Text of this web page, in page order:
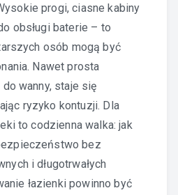
progi, ciasne kabiny
obsługi baterie – to
osób mogą być
Nawet prosta
wanny, staje się
ryzyko kontuzji. Dla
to codzienna walka: jak
bez
i długotrwałych
łazienki powinno być